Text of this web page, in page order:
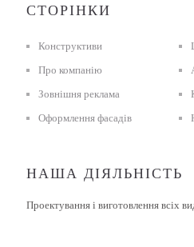
СТОРІНКИ
Конструктиви
Про компанію
Зовнішня реклама
Оформлення фасадів
НАША ДІЯЛЬНІСТЬ
Проектування і виготовлення всіх